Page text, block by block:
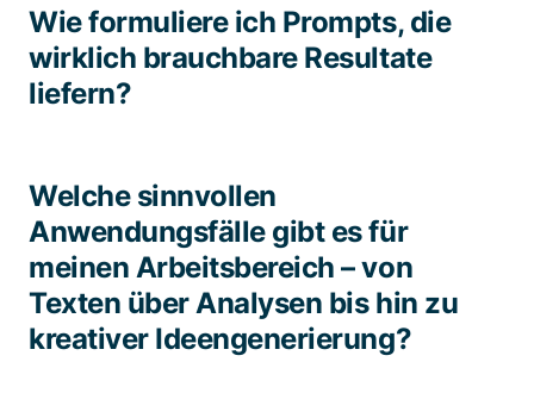
Wie formuliere ich Prompts, die
wirklich brauchbare Resultate
liefern?
Welche sinnvollen
Anwendungsfälle gibt es für
meinen Arbeitsbereich – von
Texten über Analysen bis hin zu
kreativer Ideengenerierung?​